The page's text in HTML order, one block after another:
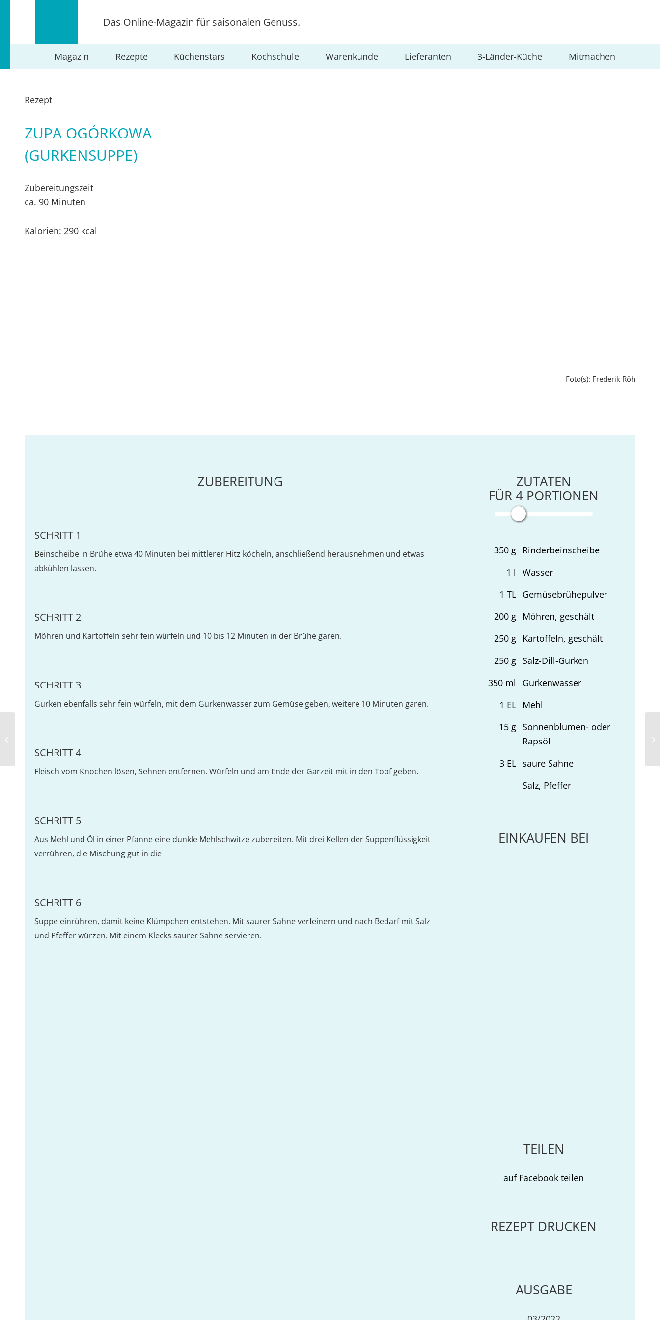
Das Online-Magazin für saisonalen Genuss.
Magazin Rezepte Küchenstars Kochschule Warenkunde Lieferanten 3‑Länder‑Küche Mitmachen
Rezept
ZUPA OGÓRKOWA
(GURKENSUPPE)
Foto(s): Frederik Röh
Zubereitungszeit
ca. 90 Minuten
Kalorien: 290 kcal
ZUBEREITUNG
SCHRITT 1
Beinscheibe in Brühe etwa 40 Minuten bei mittlerer Hitz köcheln, anschließend herausnehmen und etwas
abkühlen lassen.
SCHRITT 2
Möhren und Kartoffeln sehr fein würfeln und 10 bis 12 Minuten in der Brühe garen.
SCHRITT 3
Gurken ebenfalls sehr fein würfeln, mit dem Gurkenwasser zum Gemüse geben, weitere 10 Minuten garen.
SCHRITT 4
Fleisch vom Knochen lösen, Sehnen entfernen. Würfeln und am Ende der Garzeit mit in den Topf geben.
SCHRITT 5
Aus Mehl und Öl in einer Pfanne eine dunkle Mehlschwitze zubereiten. Mit drei Kellen der Suppenflüssigkeit
verrühren, die Mischung gut in die
SCHRITT 6
Suppe einrühren, damit keine Klümpchen entstehen. Mit saurer Sahne verfeinern und nach Bedarf mit Salz
und Pfeffer würzen. Mit einem Klecks saurer Sahne servieren.
ZUTATEN
FÜR4 PORTIONEN
350g Rinderbeinscheibe
1 l
Wasser
1 TL Gemüsebrühepulver
200g Möhren, geschält
250g Kartoffeln, geschält
250g Salz-Dill-Gurken
350ml
Gurkenwasser
1 EL Mehl
15g Sonnenblumen- oder
Rapsöl
3EL saure Sahne
Salz, Pfeffer
EINKAUFEN BEI
TEILEN
auf Facebook teilen
REZEPT DRUCKEN
AUSGABE